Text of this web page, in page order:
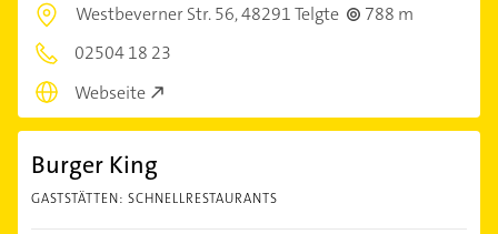
Westbeverner Str. 56,48291 Telgte
788 m
02504 18 23
Webseite
Burger King
GASTSTÄTTEN: SCHNELLRESTAURANTS